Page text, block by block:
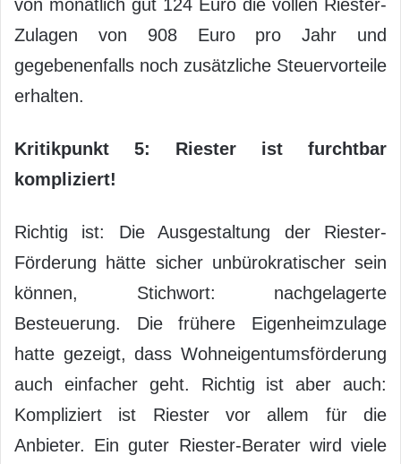
von monatlich gut 124 Euro die vollen Riester-
Zulagen von 908 Euro pro Jahr und
gegebenenfalls noch zusätzliche Steuervorteile
erhalten.
Kritikpunkt 5: Riester ist furchtbar
kompliziert!
Richtig ist: Die Ausgestaltung der Riester-
Förderung hätte sicher unbürokratischer sein
können, Stichwort: nachgelagerte
Besteuerung. Die frühere Eigenheimzulage
hatte gezeigt, dass Wohneigentumsförderung
auch einfacher geht. Richtig ist aber auch:
Kompliziert ist Riester vor allem für die
Anbieter. Ein guter Riester-Berater wird viele